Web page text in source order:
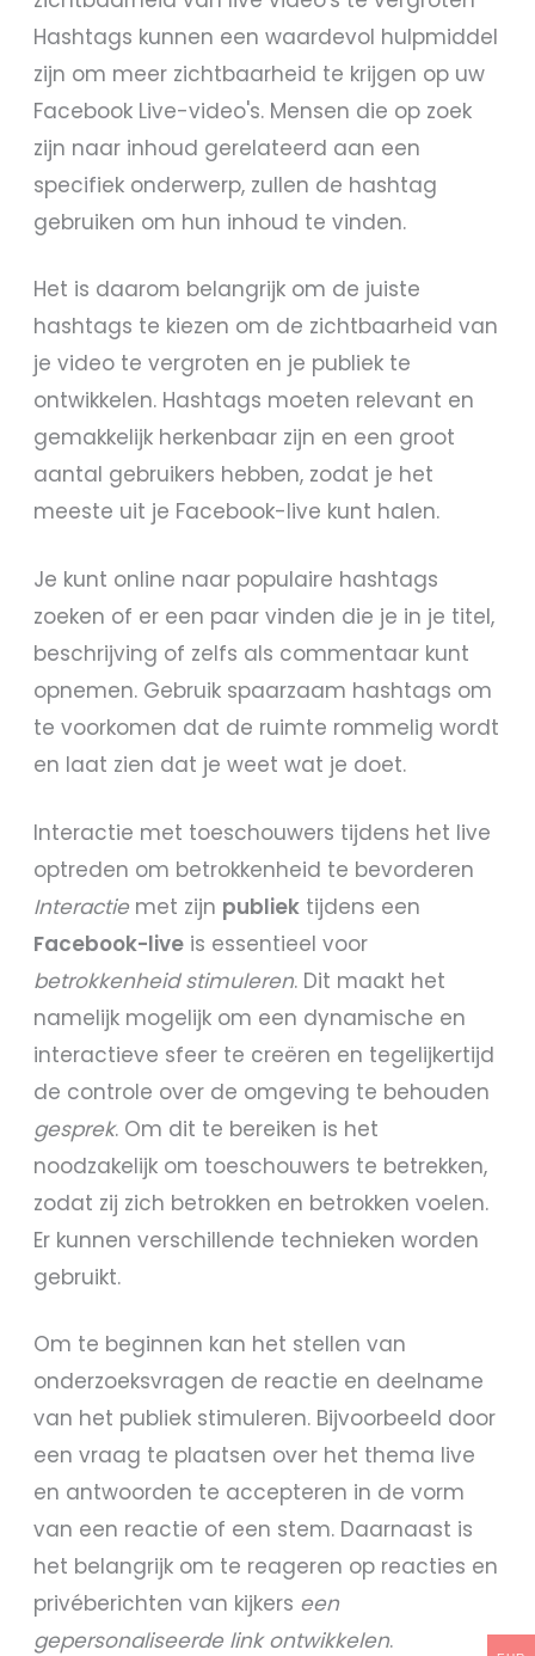
Hashtags kunnen een waardevol hulpmiddel
zijn om meer zichtbaarheid te krijgen op uw
Facebook Live-video's. Mensen die op zoek
zijn naar inhoud gerelateerd aan een
specifiek onderwerp, zullen de hashtag
gebruiken om hun inhoud te vinden.
Het is daarom belangrijk om de juiste
hashtags te kiezen om de zichtbaarheid van
je video te vergroten en je publiek te
ontwikkelen. Hashtags moeten relevant en
gemakkelijk herkenbaar zijn en een groot
aantal gebruikers hebben, zodat je het
meeste uit je Facebook-live kunt halen.
Je kunt online naar populaire hashtags
zoeken of er een paar vinden die je in je titel,
beschrijving of zelfs als commentaar kunt
opnemen. Gebruik spaarzaam hashtags om
te voorkomen dat de ruimte rommelig wordt
en laat zien dat je weet wat je doet.
Interactie met toeschouwers tijdens het live
optreden om betrokkenheid te bevorderen
Interactie met zijn publiek tijdens een
Facebook-live is essentieel voor
betrokkenheid stimuleren. Dit maakt het
namelijk mogelijk om een dynamische en
interactieve sfeer te creëren en tegelijkertijd
de controle over de omgeving te behouden
gesprek. Om dit te bereiken is het
noodzakelijk om toeschouwers te betrekken,
zodat zij zich betrokken en betrokken voelen.
Er kunnen verschillende technieken worden
gebruikt.
Om te beginnen kan het stellen van
onderzoeksvragen de reactie en deelname
van het publiek stimuleren. Bijvoorbeeld door
een vraag te plaatsen over het thema live
en antwoorden te accepteren in de vorm
van een reactie of een stem. Daarnaast is
het belangrijk om te reageren op reacties en
privéberichten van kijkers een
gepersonaliseerde link ontwikkelen.